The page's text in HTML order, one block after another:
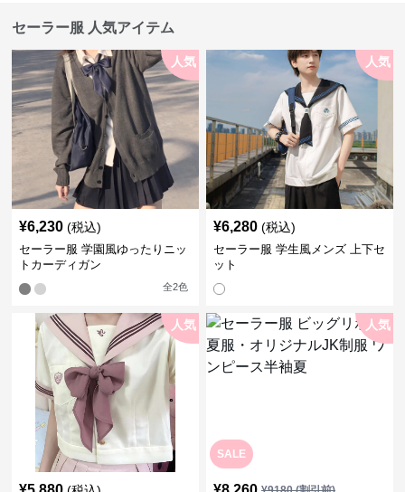
セーラー服 人気アイテム
人気
¥6,230 (税込)
セーラー服 学園風ゆったりニッ
トカーディガン
全2色
人気
¥6,280 (税込)
セーラー服 学生風メンズ 上下セ
ット
人気
SALE
人気